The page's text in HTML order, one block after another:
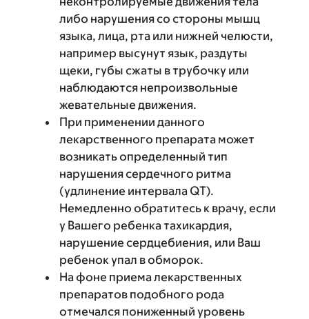
либо нарушения со стороны мышц
языка, лица, рта или нижней челюсти,
например высунут язык, раздуты
щеки, губы сжаты в трубочку или
наблюдаются непроизвольные
жевательные движения.
При применении данного
лекарственного препарата может
возникать определенный тип
нарушения сердечного ритма
(удлинение интервала QT).
Немедленно обратитесь к врачу, если
у Вашего ребенка тахикардия,
нарушение сердцебиения, или Ваш
ребенок упал в обморок.
На фоне приема лекарственных
препаратов подобного рода
отмечался пониженный уровень